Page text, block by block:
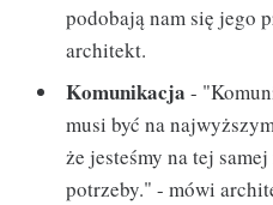
podobają nam się jego
architekt.
Komunikacja -
musi być na
że jesteśmy na tej
potrzeby." - mówi